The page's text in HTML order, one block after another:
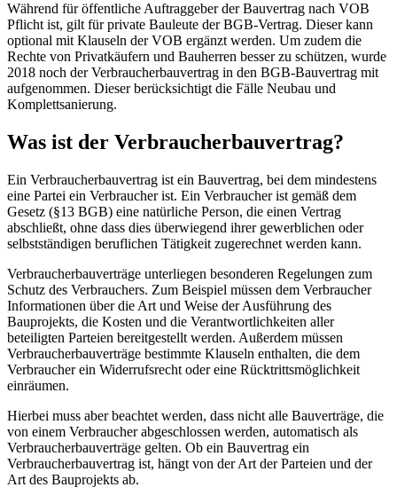
Während für öffentliche Auftraggeber der Bauvertrag nach VOB
Pflicht ist, gilt für private Bauleute der BGB-Vertrag. Dieser kann
optional mit Klauseln der VOB ergänzt werden. Um zudem die
Rechte von Privatkäufern und Bauherren besser zu schützen, wurde
2018 noch der Verbraucherbauvertrag in den BGB-Bauvertrag mit
aufgenommen. Dieser berücksichtigt die Fälle Neubau und
Komplettsanierung.
Was ist der Verbraucherbauvertrag?
Ein Verbraucherbauvertrag ist ein Bauvertrag, bei dem mindestens
eine Partei ein Verbraucher ist. Ein Verbraucher ist gemäß dem
Gesetz (§13 BGB) eine natürliche Person, die einen Vertrag
abschließt, ohne dass dies überwiegend ihrer gewerblichen oder
selbstständigen beruflichen Tätigkeit zugerechnet werden kann.
Verbraucherbauverträge unterliegen besonderen Regelungen zum
Schutz des Verbrauchers. Zum Beispiel müssen dem Verbraucher
Informationen über die Art und Weise der Ausführung des
Bauprojekts, die Kosten und die Verantwortlichkeiten aller
beteiligten Parteien bereitgestellt werden. Außerdem müssen
Verbraucherbauverträge bestimmte Klauseln enthalten, die dem
Verbraucher ein Widerrufsrecht oder eine Rücktrittsmöglichkeit
einräumen.
Hierbei muss aber beachtet werden, dass nicht alle Bauverträge, die
von einem Verbraucher abgeschlossen werden, automatisch als
Verbraucherbauverträge gelten. Ob ein Bauvertrag ein
Verbraucherbauvertrag ist, hängt von der Art der Parteien und der
Art des Bauprojekts ab.